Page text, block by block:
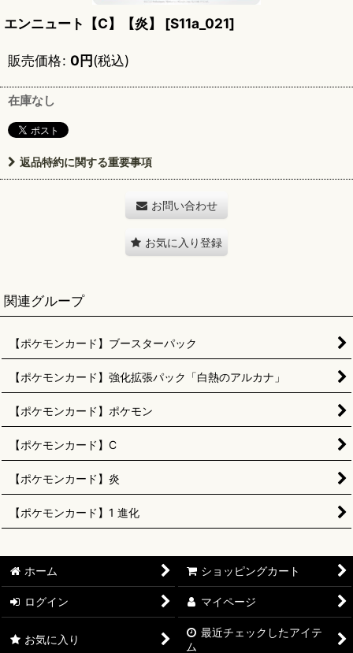
エンニュート【C】【炎】 [S11a_021]
販売価格: 0円(税込)
在庫なし
返品特約に関する重要事項
お問い合わせ
お気に入り登録
関連グループ
【ポケモンカード】ブースターパック
【ポケモンカード】強化拡張パック「白熱のアルカナ」
【ポケモンカード】ポケモン
【ポケモンカード】C
【ポケモンカード】炎
【ポケモンカード】1 進化
ホーム ショッピングカート
ログイン マイページ
お気に入り
最近チェックしたアイテ
ム